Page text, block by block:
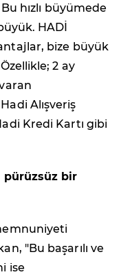
hızlı büyümede
HADİ
bize büyük
2 ay
Alışveriş
Kredi Kartı gibi
pürüzsüz bir
"Bu başarılı ve
ise